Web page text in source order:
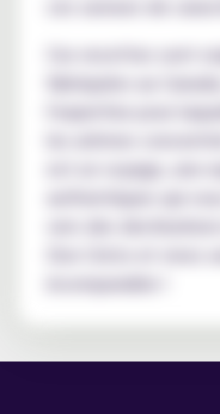
Ces recettes sont
fabriquées au
les arômes
est un voyage, une
authentiques qui
Don Cristo et vivez
incomparable !